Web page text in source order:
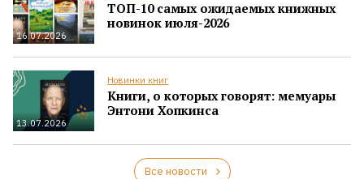
16.07.2026
ТОП-10 самых ожидаемых книжных
новинок июля-2026
13.07.2026
Новинки книг
Книги, о которых говорят: мемуары
Энтони Хопкинса
Все новости